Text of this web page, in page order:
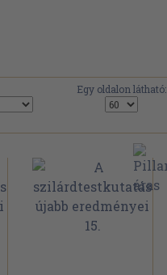
Egy oldalon látható: